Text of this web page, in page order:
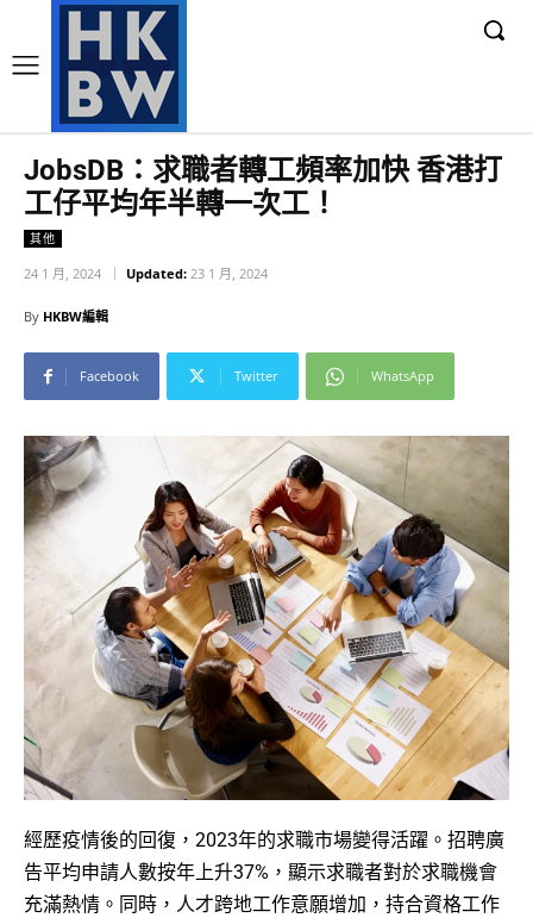
JobsDB：求職者轉工頻率加快 香港打
工仔平均年半轉一次工！
其他
24 1 月, 2024 Updated: 23 1 月, 2024
By HKBW編輯
Facebook Twitter WhatsApp
經歷疫情後的回復，2023年的求職市場變得活躍。招聘廣
告平均申請人數按年上升37%，顯示求職者對於求職機會
充滿熱情。同時，人才跨地工作意願增加，持合資格工作